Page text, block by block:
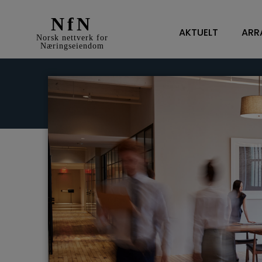
NfN
Norsk nettverk for
Næringseiendom
AKTUELT